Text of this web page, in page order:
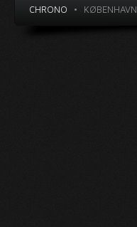
CHRONO • KØBENHAVN